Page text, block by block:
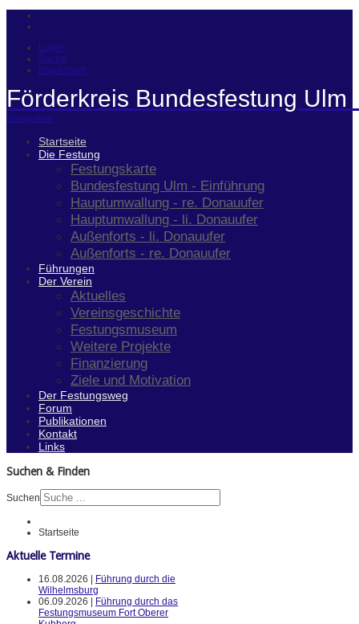
Login
Suche
Impressum
Förderkreis Bundesfestung Ulm
Navigation
Startseite
Die Festung
Festungskarte
Bundesfestung Ulm - Einführung
Hauptumwallung - re. Donauufer
Hauptumwallung - li. Donauufer
Außenforts - li. Donauufer
Außenforts - re. Donauufer
Führungen
Der Verein
Aktuelles
Vereinsgeschichte
Festungsmuseum
Weitere Projekte
Finanzierung
Ziele und Motivation
Der Festungsweg
Forum
Publikationen
Kontakt
Links
Suchen & Finden
Suchen
Startseite
Aktuelle Termine
16.08.2026 |
Führung durch die
Wilhelmsburg
06.09.2026 |
Führung durch das
Festungsmuseum Fort Oberer